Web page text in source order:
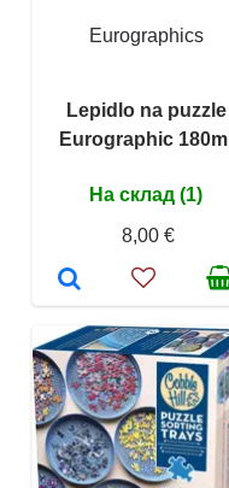
Eurographics
Lepidlo na puzzle
Eurographic 180ml
На склад (1)
8,00 €